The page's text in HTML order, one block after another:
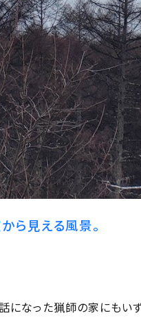
ら見える風景。
になった猟師の家にも